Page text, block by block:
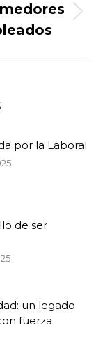
por la Laboral
de ser
un legado
fuerza